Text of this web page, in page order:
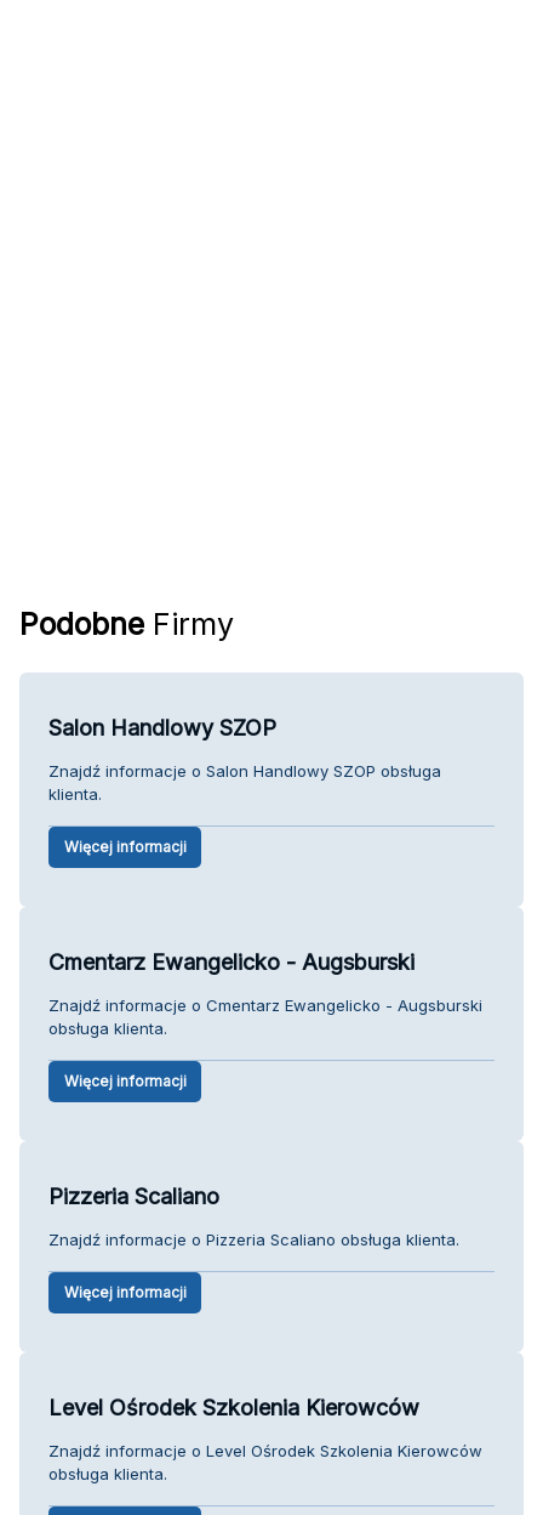
Podobne Firmy
Salon Handlowy SZOP
Znajdź informacje o Salon Handlowy SZOP obsługa
klienta.
Więcej informacji
Cmentarz Ewangelicko - Augsburski
Znajdź informacje o Cmentarz Ewangelicko - Augsburski
obsługa klienta.
Więcej informacji
Pizzeria Scaliano
Znajdź informacje o Pizzeria Scaliano obsługa klienta.
Więcej informacji
Level Ośrodek Szkolenia Kierowców
Znajdź informacje o Level Ośrodek Szkolenia Kierowców
obsługa klienta.